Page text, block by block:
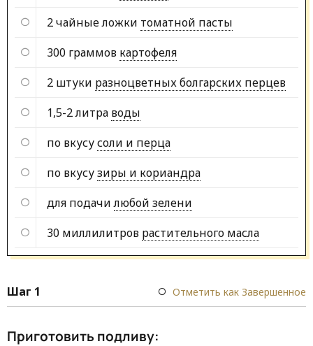
2 чайные ложки томатной пасты
300 граммов картофеля
2 штуки разноцветных болгарских перцев
1,5-2 литра воды
по вкусусоли и перца
по вкусузиры и кориандра
для подачи любой зелени
30 миллилитров растительного масла
Шаг 1 Отметить как Завершенное
Приготовить подливу: